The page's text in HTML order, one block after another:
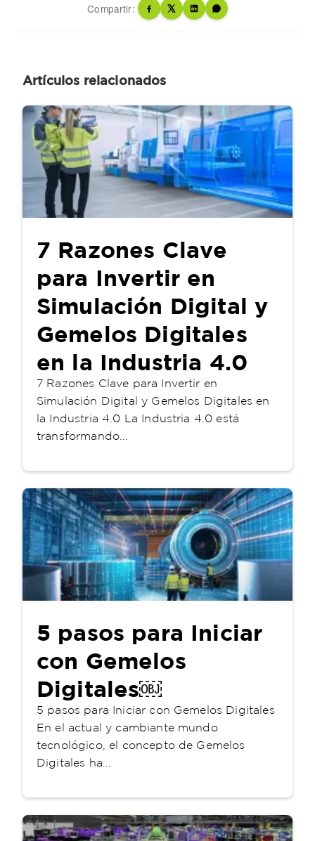
Compartir:
Artículos relacionados
7 Razones Clave
para Invertir en
Simulación Digital y
Gemelos Digitales
en la Industria 4.0
7 Razones Clave para Invertir en
Simulación Digital y Gemelos Digitales en
la Industria 4.0 La Industria 4.0 está
transformando...
5 pasos para Iniciar
con Gemelos
Digitales￼
5 pasos para Iniciar con Gemelos Digitales
En el actual y cambiante mundo
tecnológico, el concepto de Gemelos
Digitales ha...